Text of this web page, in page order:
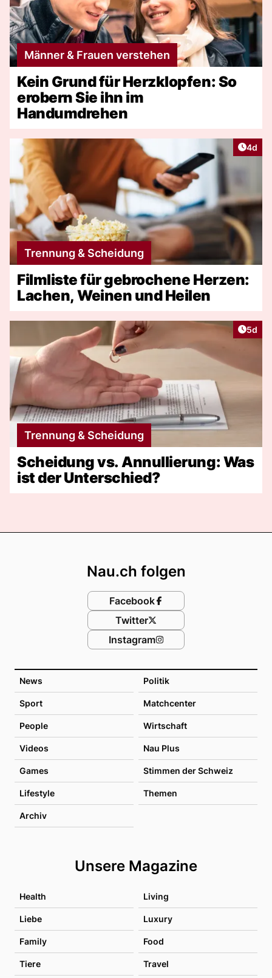
Männer & Frauen verstehen
Kein Grund für Herzklopfen: So
erobern Sie ihn im
Handumdrehen
4d
Trennung & Scheidung
Filmliste für gebrochene Herzen:
Lachen, Weinen und Heilen
5d
Trennung & Scheidung
Scheidung vs. Annullierung: Was
ist der Unterschied?
News Politik
Sport Matchcenter
People Wirtschaft
Videos Nau Plus
Games Stimmen der Schweiz
Lifestyle Themen
Archiv
Unsere Magazine
Health Living
Liebe Luxury
Family Food
Tiere Travel
Nau.ch folgen
Facebook
Twitter
Instagram